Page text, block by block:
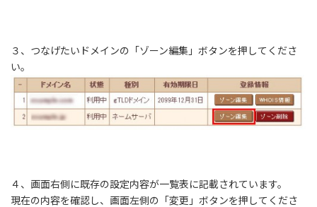
３、つなげたいドメインの「ゾーン編集」ボタンを押してくださ
い。
４、画面右側に既存の設定内容が一覧表に記載されています。
現在の内容を確認し、画面左側の「変更」ボタンを押してくださ